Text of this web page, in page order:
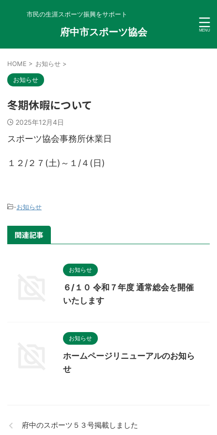
市民の生涯スポーツ振興をサポート
府中市スポーツ協会
HOME > お知らせ >
お知らせ
冬期休暇について
2025年12月4日
スポーツ協会事務所休業日
１２/２７(土)～１/４(日)
-お知らせ
関連記事
お知らせ
６/１０ 令和７年度 通常総会を開催
いたします
お知らせ
ホームページリニューアルのお知ら
せ
府中のスポーツ５３号掲載しました